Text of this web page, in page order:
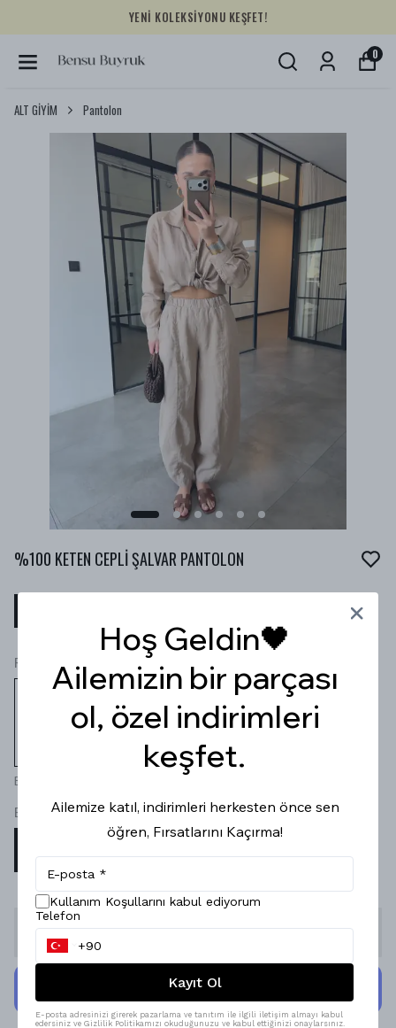
YENİ KOLEKSİYONU KEŞFET!
0
ALT GİYİM Pantolon
%100 KETEN CEPLİ ŞALVAR PANTOLON
Renk
Bej
Beden
Stoğa Gelince Haber Ver
Hoş Geldin🖤
Ailemizin bir parçası
ol, özel indirimleri
keşfet.
Ailemize katıl, indirimleri herkesten önce sen
öğren, Fırsatlarını Kaçırma!
Kullanım Koşullarını kabul ediyorum
Telefon
Kayıt Ol
E-posta adresinizi girerek pazarlama ve tanıtım ile ilgili iletişim almayı kabul
edersiniz ve Gizlilik Politikamızı okuduğunuzu ve kabul ettiğinizi onaylarsınız.